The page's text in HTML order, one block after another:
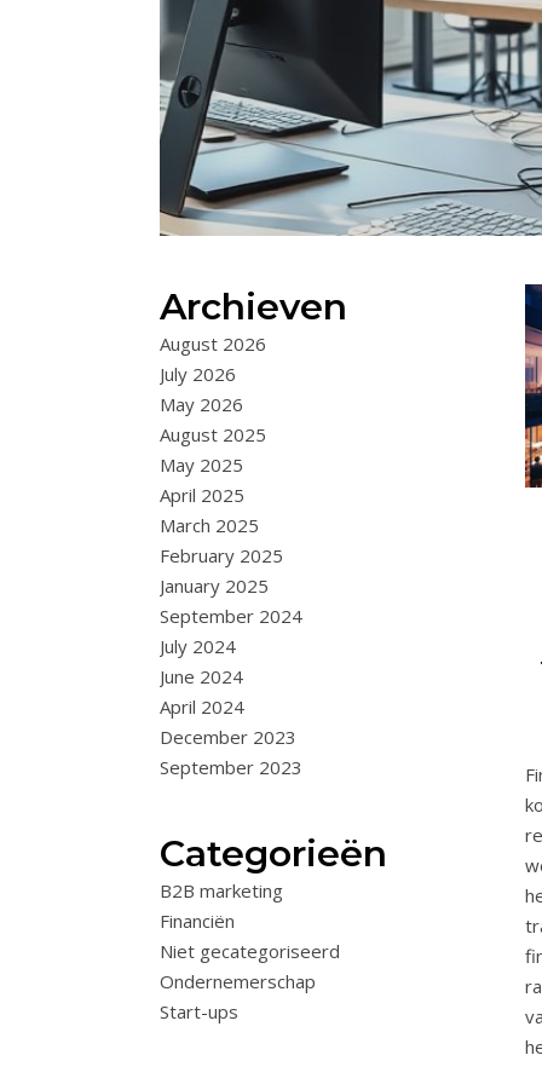
Archieven
August 2026
July 2026
May 2026
August 2025
May 2025
April 2025
March 2025
February 2025
January 2025
September 2024
July 2024
June 2024
April 2024
December 2023
September 2023
Categorieën
B2B marketing
Financiën
Niet gecategoriseerd
Ondernemerschap
Start-ups